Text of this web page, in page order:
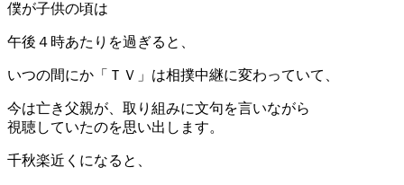
僕が子供の頃は
午後４時あたりを過ぎると、
いつの間にか「ＴＶ」は相撲中継に変わっていて、
今は亡き父親が、取り組みに文句を言いながら
視聴していたのを思い出します。
千秋楽近くになると、